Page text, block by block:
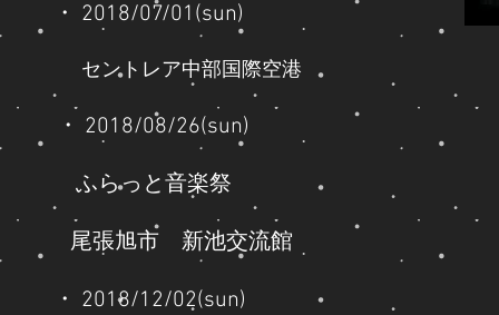
・ 2018/07/01(sun)
セントレア中部国際空港
・ 2018/08/26(sun)
ふらっと音楽祭
​ 尾張旭市 新池交流館
・ 2018/12/02(sun)